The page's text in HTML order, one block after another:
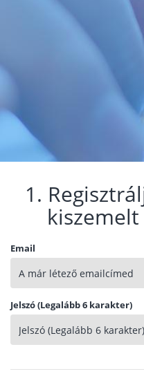
1.
Email
Jelszó (Legalább 6 karakter)